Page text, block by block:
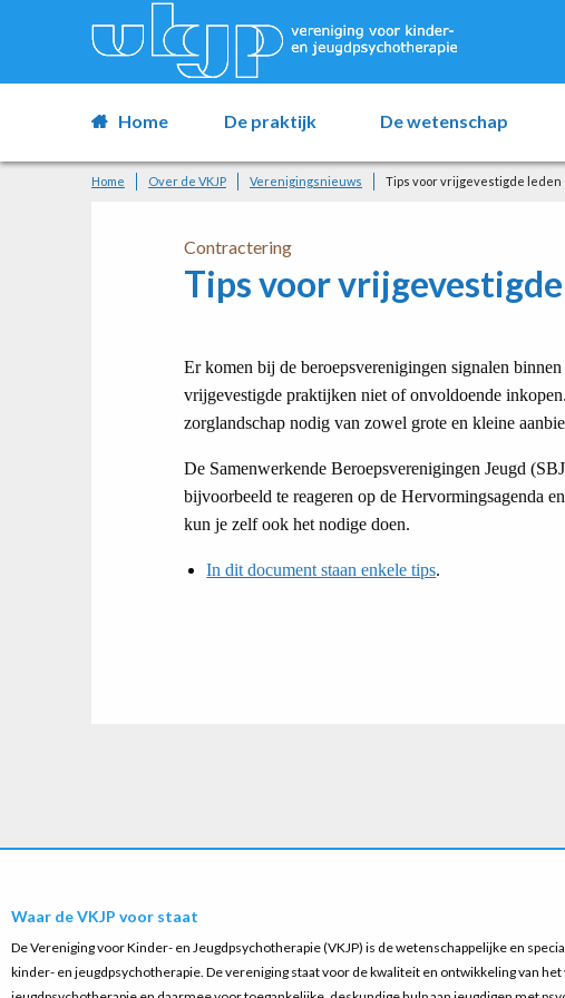
Home De praktijk De wetenschap
Home Over de VKJP Verenigingsnieuws Tips voor vrijgevestigde leden
Contractering
Tips voor
Er komen bij de beroepsverenigingen signalen
vrijgevestigde praktijken niet of onvoldoende
zorglandschap nodig van zowel grote en kleine
De Samenwerkende Beroepsverenigingen Jeugd
bijvoorbeeld te reageren op de Hervormingsagenda
kun je zelf ook het nodige doen.
In dit document staan enkele tips.
Waar de VKJP voor staat
De Vereniging voor Kinder- en Jeugdpsychotherapie (VKJP) is de wetenschappelijke en
kinder- en jeugdpsychotherapie. De vereniging staat voor de kwaliteit en ontwikkeling van het